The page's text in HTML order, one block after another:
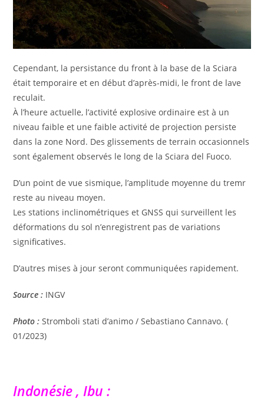
Cependant, la persistance du front à la base de la Sciara
était temporaire et en début d’après-midi, le front de lave
reculait.
À l’heure actuelle, l’activité explosive ordinaire est à un
niveau faible et une faible activité de projection persiste
dans la zone Nord. Des glissements de terrain occasionnels
sont également observés le long de la Sciara del Fuoco.
D’un point de vue sismique, l’amplitude moyenne du tremr
reste au niveau moyen.
Les stations inclinométriques et GNSS qui surveillent les
déformations du sol n’enregistrent pas de variations
significatives.
D’autres mises à jour seront communiquées rapidement.
Source : INGV
Photo : Stromboli stati d’animo / Sebastiano Cannavo. (
01/2023)
Indonésie , Ibu :